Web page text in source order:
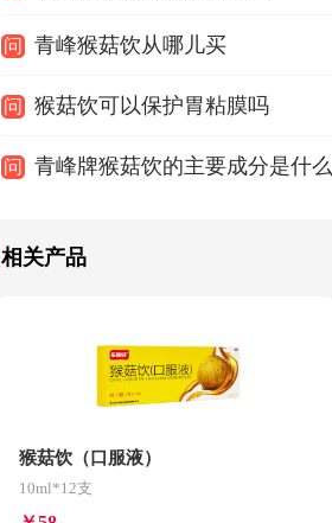
问 青峰猴菇饮从哪儿买
问 猴菇饮可以保护胃粘膜吗
问 青峰牌猴菇饮的主要成分是什么
相关产品
猴菇饮（口服液）
10ml*12支